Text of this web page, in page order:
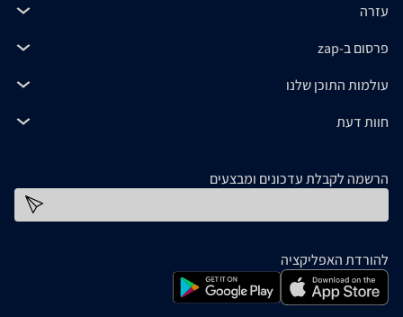
עזרה
פרסום ב-zap
עולמות התוכן שלנו
חוות דעת
הרשמה לקבלת עדכונים ומבצעים
להורדת האפליקציה